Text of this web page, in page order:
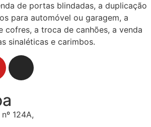
de portas blindadas, a duplicação
para automóvel ou garagem, a
cofres, a troca de canhões, a venda
sinaléticas e carimbos.
124A,